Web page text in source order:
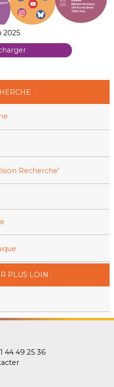
2025
:
Recherche'
PLUS LOIN :
44 49 25 36